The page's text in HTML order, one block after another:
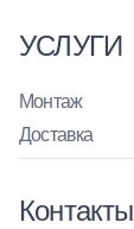
УСЛУГИ
Монтаж
Доставка
Контакты